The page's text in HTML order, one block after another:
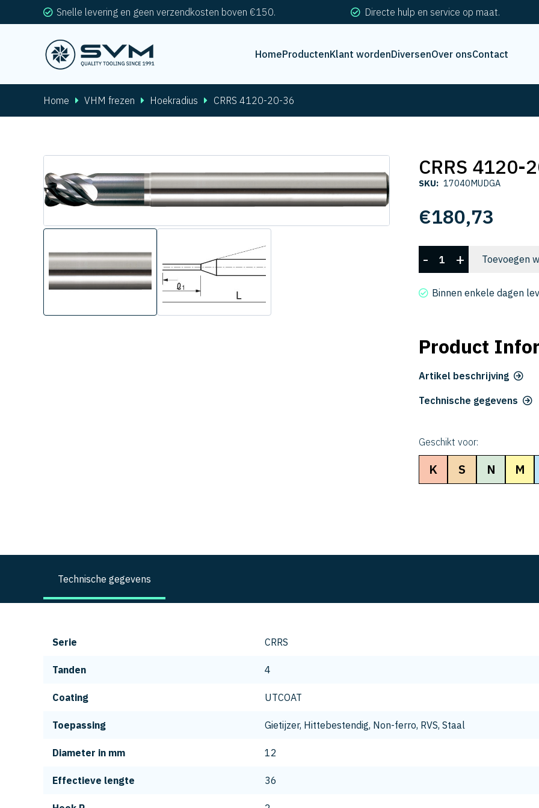
Snelle levering en geen verzendkosten boven €150. Directe hulp en service op maat.
HomeProductenKlant wordenDiversenOver onsContact
Home VHM frezen Hoekradius CRRS 4120-20-36
CRRS 4120-
SKU: 17040MUDGA
€180,73
CRRS
4120-
20-
- + Toevoegen
Binnen enkele dagen
Product
Artikel beschrijving
Technische gegevens
Geschikt voor:
K S N M
Technische gegevens
Serie CRRS
Tanden 4
Coating UTCOAT
Toepassing Gietijzer, Hittebestendig, Non-ferro, RVS, Staal
Diameter in mm 12
Effectieve lengte 36